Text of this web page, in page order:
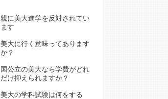
親に美大進学を反対されてい
ます
美大に行く意味ってあります
か？
国公立の美大なら学費がどれ
だけ抑えられますか？
美大の学科試験は何をする